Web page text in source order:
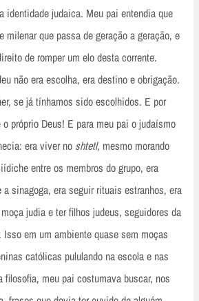
identidade judaica. Meu pai entendia que
milenar que passa de geração a geração, e
de romper um elo desta corrente.
não era escolha, era destino e obrigação.
se já tínhamos sido escolhidos. E por
próprio Deus! E para meu pai o judaísmo
era viver no shtetl, mesmo morando
entre os membros do grupo, era
a sinagoga, era seguir rituais estranhos, era
judia e ter filhos judeus, seguidores da
em um ambiente quase sem moças
católicas pululando na escola e nas
filosofia, meu pai costumava buscar, nos